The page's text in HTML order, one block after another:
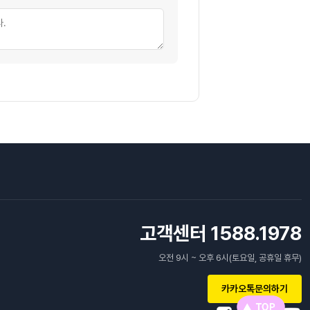
고객센터 1588.1978
오전 9시 ~ 오후 6시(토요일, 공휴일 휴무)
카카오톡문의하기